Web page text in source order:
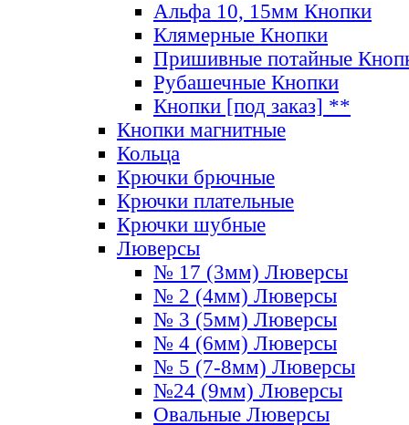
Альфа 10, 15мм Кнопки
Клямерные Кнопки
Пришивные потайные
Рубашечные Кнопки
Кнопки [под заказ] **
Кнопки магнитные
Кольца
Крючки брючные
Крючки плательные
Крючки шубные
Люверсы
№ 17 (3мм) Люверсы
№ 2 (4мм) Люверсы
№ 3 (5мм) Люверсы
№ 4 (6мм) Люверсы
№ 5 (7-8мм) Люверсы
№24 (9мм) Люверсы
Овальные Люверсы